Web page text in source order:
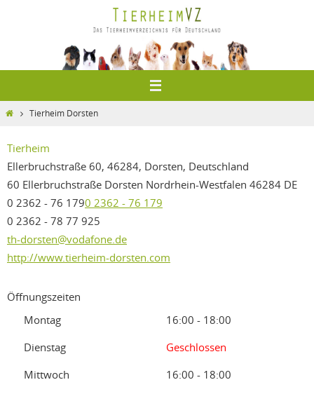
HomeTierheim Dorsten
Tierheim
Ellerbruchstraße 60, 46284, Dorsten, Deutschland
60 Ellerbruchstraße Dorsten Nordrhein-Westfalen 46284 DE
0 2362 - 76 1790 2362 - 76 179
0 2362 - 78 77 925
th-dorsten@vodafone.de
http://www.tierheim-dorsten.com
Öffnungszeiten
Montag
16:00 - 18:00
Dienstag
Geschlossen
Mittwoch
16:00 - 18:00